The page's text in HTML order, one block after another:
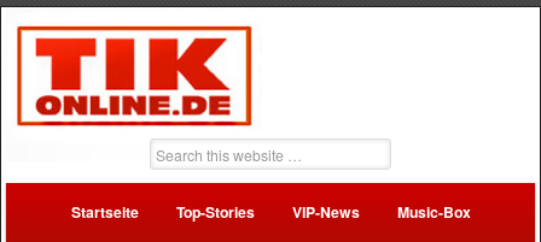
Startseite Top-Stories VIP-News Music-Box